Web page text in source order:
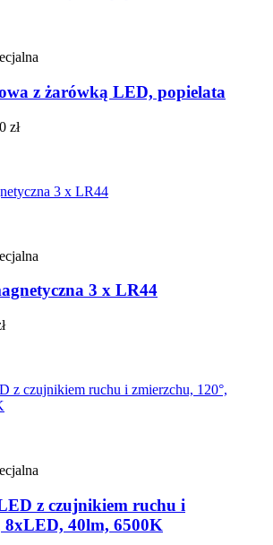
z żarówką LED, popielata
zł
3 x LR44
z czujnikiem ruchu i
8xLED, 40lm, 6500K